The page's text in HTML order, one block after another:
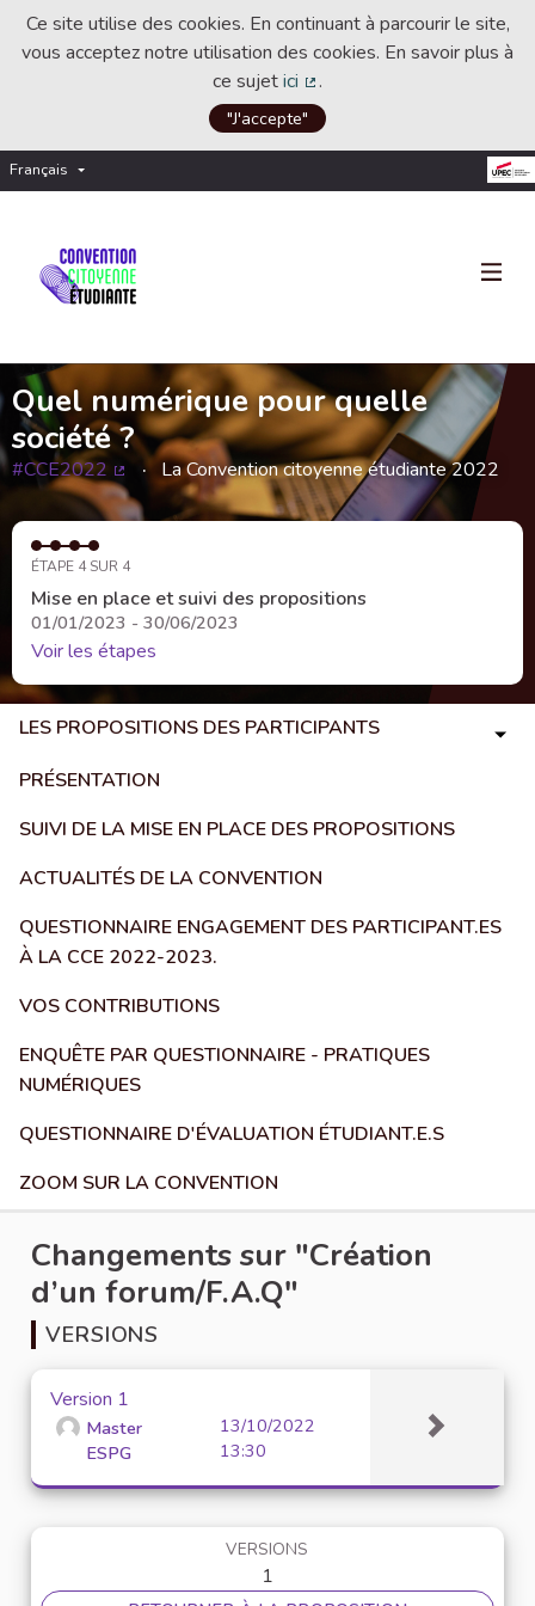
Ce site utilise des cookies. En continuant à parcourir le site,
vous acceptez notre utilisation des cookies. En savoir plus à
ce sujetici
(Lien externe)
.
"J'accepte"
Français Choisir la langue
Quel numérique pour quelle
société ?
#CCE2022
(Lien externe)
La Convention citoyenne étudiante 2022
ÉTAPE 4 SUR 4
Mise en place et suivi des propositions
01/01/2023 - 30/06/2023
Voir les étapes
LES PROPOSITIONS DES PARTICIPANTS
PRÉSENTATION
SUIVI DE LA MISE EN PLACE DES PROPOSITIONS
ACTUALITÉS DE LA CONVENTION
QUESTIONNAIRE ENGAGEMENT DES PARTICIPANT.ES
À LA CCE 2022-2023.
VOS CONTRIBUTIONS
ENQUÊTE PAR QUESTIONNAIRE - PRATIQUES
NUMÉRIQUES
QUESTIONNAIRE D'ÉVALUATION ÉTUDIANT.E.S
ZOOM SUR LA CONVENTION
Changements sur "Création
d’un forum/F.A.Q"
VERSIONS
Version 1
Master
ESPG
13/10/2022
13:30
VERSIONS
1